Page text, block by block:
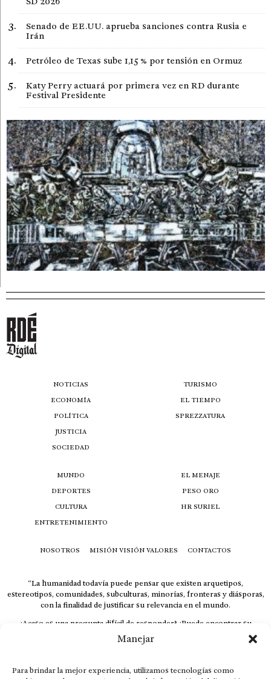
Manejar
Para brindar la mejor experiencia, utilizamos tecnologías como
Senado de EE.UU. aprueba sanciones contra Rusia e
Irán
Petróleo de Texas sube 1,15 % por tensión en Ormuz
Katy Perry actuará por primera vez en RD durante
Festival Presidente
NOTICIAS
ECONOMÍA
POLÍTICA
JUSTICIA
SOCIEDAD
TURISMO
EL TIEMPO
SPREZZATURA
MUNDO
DEPORTES
CULTURA
ENTRETENIMIENTO
EL MENAJE
PESO ORO
HR SURIEL
NOSOTROS MISIÓN VISIÓN VALORES CONTACTOS
“La humanidad todavía puede pensar que existen arquetipos,
estereotipos, comunidades, subculturas, minorías, fronteras y diásporas,
con la finalidad de justificar su relevancia en el mundo.
¿Acaso es una pregunta difícil de responder? ¿Puede encontrar su
respuesta al instante, otorgando al receptor cuestionado espacio y
velocidad suficiente para responder correctamente? De no ser así, el que
El concepto de familia no está limitado exclusivamente a la sangre; seres